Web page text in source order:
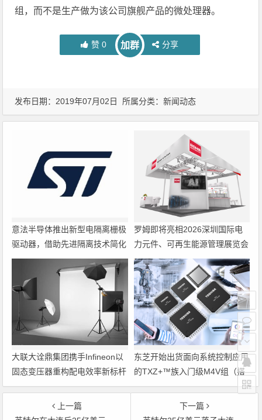
组，而不是生产做为该公司旗舰产品的微处理器。
赞 0 加群 分享
发布日期：2019年07月02日 所属分类：新闻动态
意法半导体推出新型电隔离栅极
驱动器，借助先进隔离技术简化
电源设计
罗姆即将亮相2026深圳国际电
力元件、可再生能源管理展览会
暨研讨会
大联大诠鼎集团携手Infineon以
固态变压器重构配电效率新标杆
东芝开始出货面向系统控制应用
的TXZ+™族入门级M4V组（搭
载Arm Cortex‑M4内核的标准微
控制器）工程样品
上一篇
下一篇